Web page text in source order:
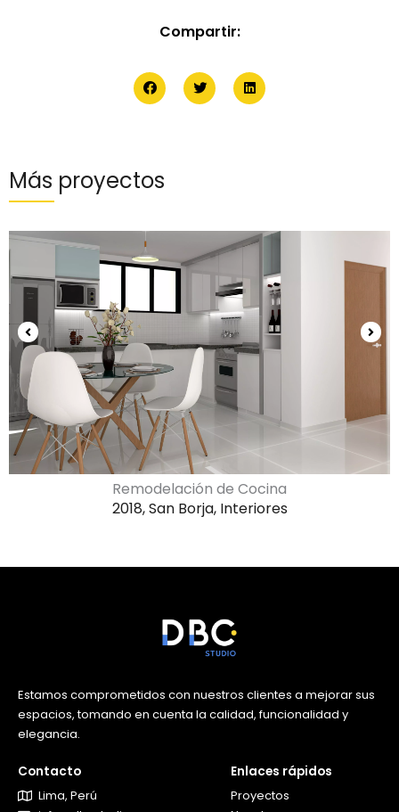
Compartir:
Más proyectos
Remodelación de Cocina
2018, San Borja, Interiores
Estamos comprometidos con nuestros clientes a mejorar sus
espacios, tomando en cuenta la calidad, funcionalidad y
elegancia.
Contacto
Lima, Perú
Enlaces rápidos
Proyectos